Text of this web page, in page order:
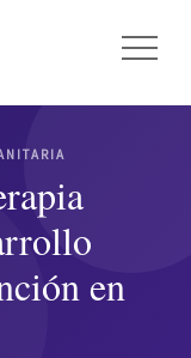
en